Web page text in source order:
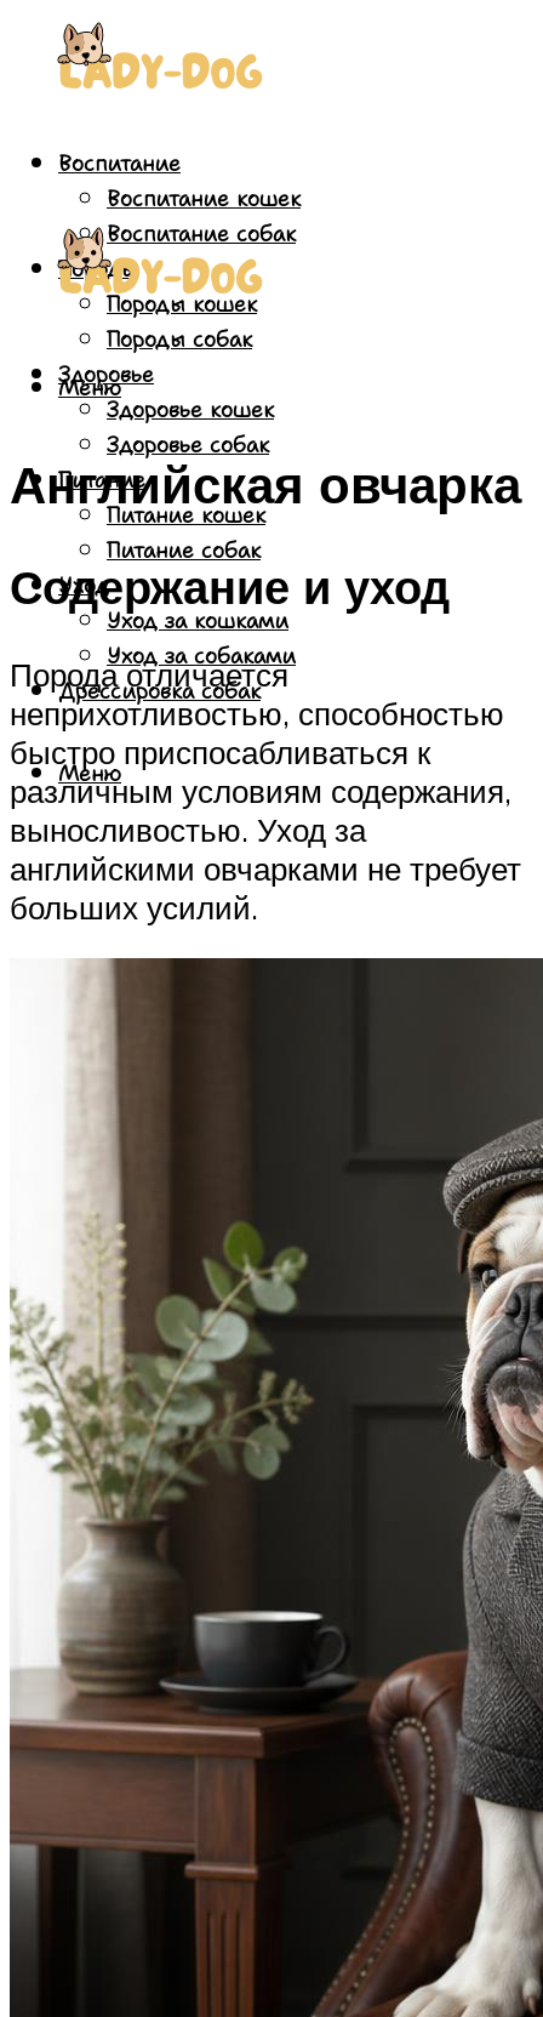
Воспитание
Воспитание кошек
Воспитание собак
Породы
Породы кошек
Породы собак
Здоровье
Здоровье кошек
Здоровье собак
Питание
Питание кошек
Питание собак
Уход
Уход за кошками
Уход за собаками
Дрессировка собак
Меню
Меню
Английская овчарка
Содержание и уход
Порода отличается
неприхотливостью, способностью
быстро приспосабливаться к
различным условиям содержания,
выносливостью. Уход за
английскими овчарками не требует
больших усилий.